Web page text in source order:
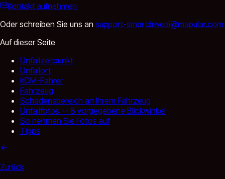
Kontakt aufnehmen
Oder schreiben Sie uns an support-smartdriveai@mapular.com
Auf dieser Seite
Unfallzeitpunkt
Unfallort
KOM-Fahrer
Fahrzeug
Schadensbereich an Ihrem Fahrzeug
Unfallfotos -- 8 vorgegebene Blickwinkel
So nehmen Sie Fotos auf
Tipps
Zurück